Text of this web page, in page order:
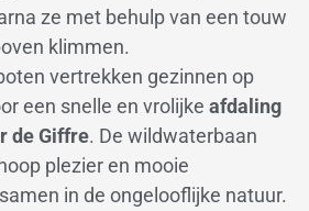
ze met behulp van een touw
klimmen.
vertrekken gezinnen op
een snelle en vrolijke afdaling
de Giffre. De wildwaterbaan
plezier en mooie
in de ongelooflijke natuur.